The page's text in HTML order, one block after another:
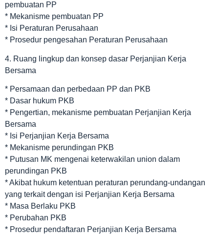
pembuatan PP
* Mekanisme pembuatan PP
* Isi Peraturan Perusahaan
* Prosedur pengesahan Peraturan Perusahaan
4. Ruang lingkup dan konsep dasar Perjanjian Kerja
Bersama
* Persamaan dan perbedaan PP dan PKB
* Dasar hukum PKB
* Pengertian, mekanisme pembuatan Perjanjian Kerja
Bersama
* Isi Perjanjian Kerja Bersama
* Mekanisme perundingan PKB
* Putusan MK mengenai keterwakilan union dalam
perundingan PKB
* Akibat hukum ketentuan peraturan perundang-undangan
yang terkait dengan isi Perjanjian Kerja Bersama
* Masa Berlaku PKB
* Perubahan PKB
* Prosedur pendaftaran Perjanjian Kerja Bersama